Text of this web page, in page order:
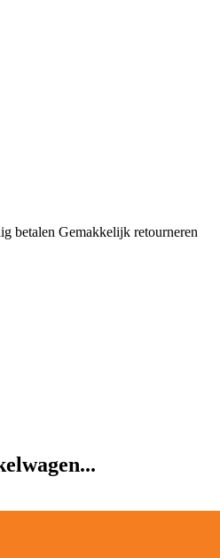
betalen Gemakkelijk retourneren